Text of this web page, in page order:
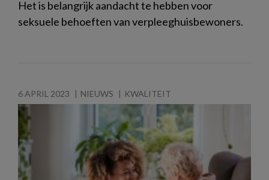
Het is belangrijk aandacht te hebben voor
seksuele behoeften van verpleeghuisbewoners.
6 APRIL 2023 NIEUWS KWALITEIT